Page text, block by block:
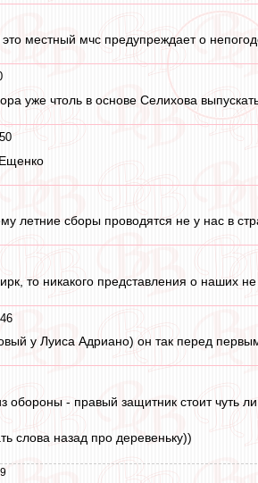
местный мчс предупреждает о
уже чтоль в основе Селихова
летние сборы проводятся не у нас в
то никакого представления о наших
у Луиса Адриано) он так перед
обороны - правый защитник стоит чуть
слова назад про деревеньку))